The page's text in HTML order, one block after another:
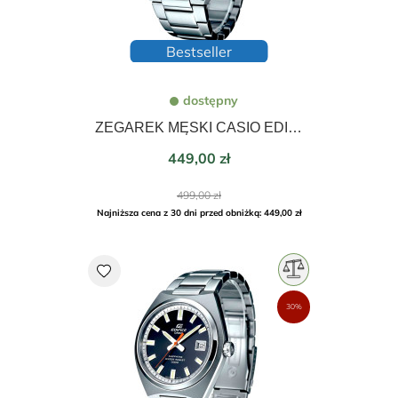
Bestseller
dostępny
ZEGAREK MĘSKI CASIO EDIFICE MOMENTUM SAPPHIRE 38,5mm EFB-109D-2AVEF
Cena
449,00 zł
Cena
podstawowa
499,00 zł
Najniższa cena z 30 dni przed obniżką: 449,00 zł
favorite
30%